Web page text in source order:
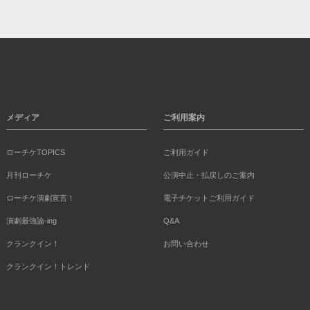
メディア
ローチケTOPICS
月刊ローチケ
ローチケ演劇宣言！
演劇最強論-ing
クランクイン！
クランクイン！トレンド
ご利用案内
ご利用ガイド
公演中止・払戻しのご案内
電子チケットご利用ガイド
Q&A
お問い合わせ